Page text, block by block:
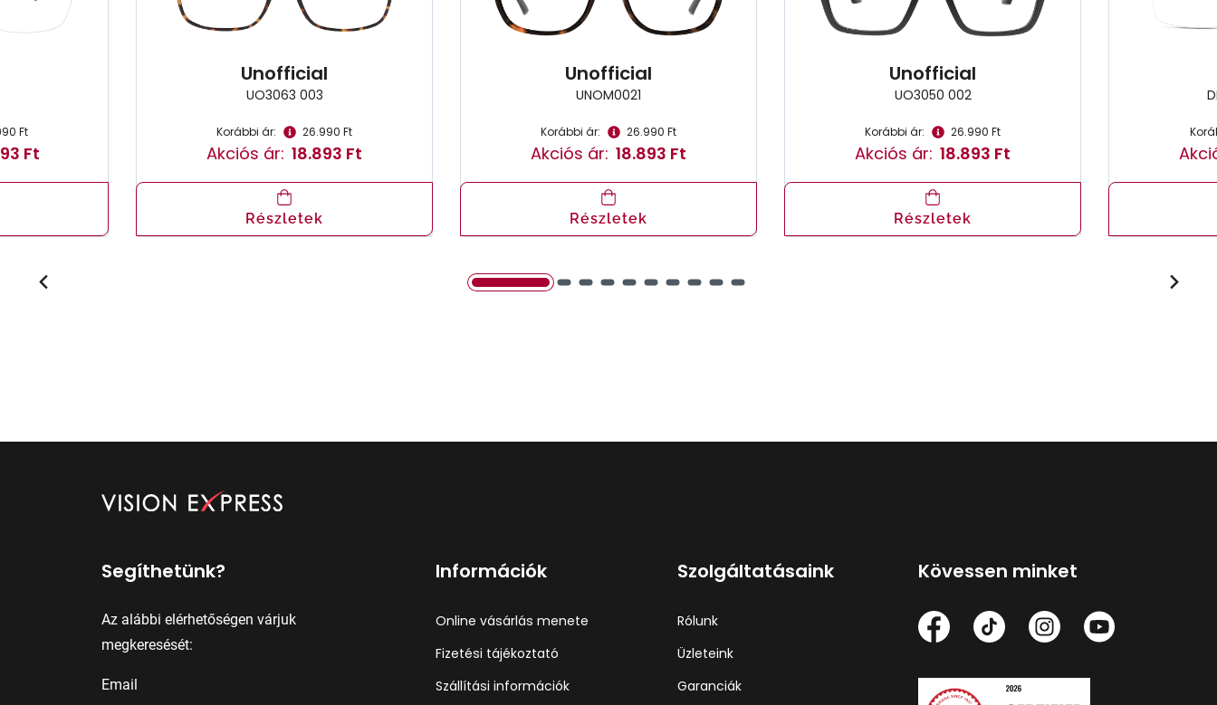
Ft
Ft
Unofficial
UO3063 003
Korábbi ár: 26.990 Ft
Akciós ár: 18.893 Ft
Részletek
Unofficial
UNOM0021
Korábbi ár: 26.990 Ft
Akciós ár: 18.893 Ft
Részletek
Unofficial
UO3050 002
Korábbi ár: 26.990 Ft
Akciós ár: 18.893 Ft
Részletek
Segíthetünk?
Az alábbi elérhetőségen várjuk
megkeresését:
Email
Információk
Online vásárlás menete
Fizetési tájékoztató
Szállítási információk
Szolgáltatásaink
Rólunk
Üzleteink
Garanciák
Kövessen minket